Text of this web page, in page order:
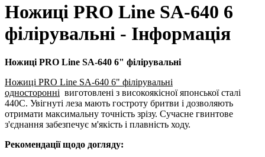
Ножиці PRO Line SA-640 6
філірувальні - Інформація
Ножиці PRO Line SA-640 6" філірувальні
Ножиці PRO Line SA-640 6" філірувальні
односторонні виготовлені з високоякісної японської сталі
440С. Увігнуті леза мають гостроту бритви і дозволяють
отримати максимальну точність зрізу. Сучасне гвинтове
з'єднання забезпечує м'якість і плавність ходу.
Рекомендації щодо догляду: